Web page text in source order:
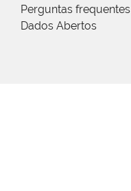
Perguntas frequentes
Dados Abertos